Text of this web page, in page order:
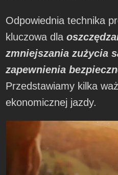
Odpowiednia technika
kluczowa dla
zmniejszania zużycia
zapewnienia
Przedstawiamy kilka
ekonomicznej jazdy.